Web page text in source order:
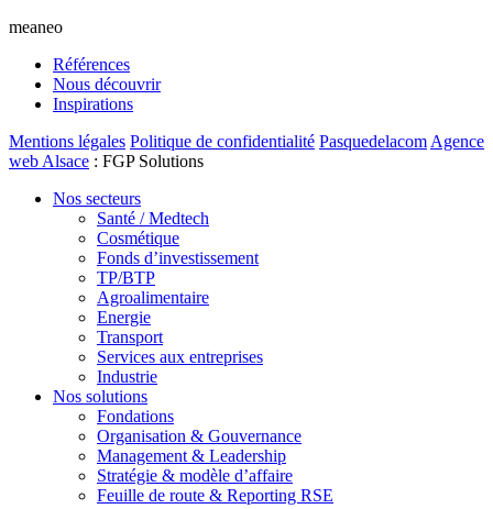
meaneo
Références
Nous découvrir
Inspirations
Mentions légales Politique de confidentialité Pasquedelacom Agence
web Alsace : FGP Solutions
Nos secteurs
Santé / Medtech
Cosmétique
Fonds d’investissement
TP/BTP
Agroalimentaire
Energie
Transport
Services aux entreprises
Industrie
Nos solutions
Fondations
Organisation & Gouvernance
Management & Leadership
Stratégie & modèle d’affaire
Feuille de route & Reporting RSE